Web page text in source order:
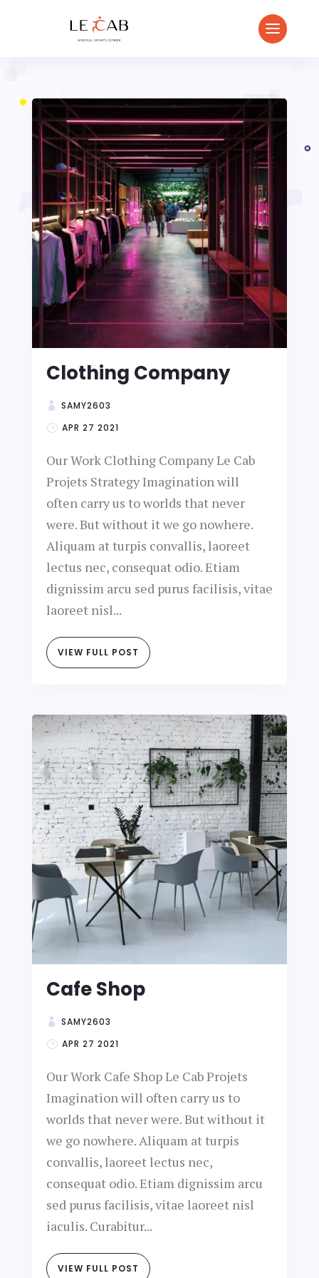
Clothing Company
SAMY2603
APR 27 2021
Our Work Clothing Company Le Cab
Projets Strategy Imagination will
often carry us to worlds that never
were. But without it we go nowhere.
Aliquam at turpis convallis, laoreet
lectus nec, consequat odio. Etiam
dignissim arcu sed purus facilisis, vitae
laoreet nisl...
VIEW FULL POST
Cafe Shop
SAMY2603
APR 27 2021
Our Work Cafe Shop Le Cab Projets
Imagination will often carry us to
worlds that never were. But without it
we go nowhere. Aliquam at turpis
convallis, laoreet lectus nec,
consequat odio. Etiam dignissim arcu
sed purus facilisis, vitae laoreet nisl
iaculis. Curabitur...
VIEW FULL POST